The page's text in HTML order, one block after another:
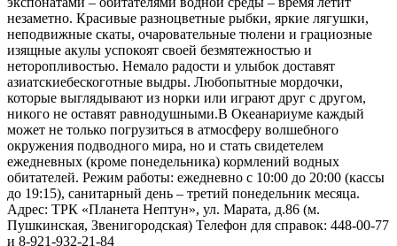
незаметно. Красивые разноцветные рыбки, яркие лягушки,
неподвижные скаты, очаровательные тюлени и грациозные
изящные акулы успокоят своей безмятежностью и
неторопливостью. Немало радости и улыбок доставят
азиатскиебескоготные выдры. Любопытные мордочки,
которые выглядывают из норки или играют друг с другом,
никого не оставят равнодушными.В Океанариуме каждый
может не только погрузиться в атмосферу волшебного
окружения подводного мира, но и стать свидетелем
ежедневных (кроме понедельника) кормлений водных
обитателей. Режим работы: ежедневно с 10:00 до 20:00 (кассы
до 19:15), санитарный день – третий понедельник месяца.
Адрес: ТРК «Планета Нептун», ул. Марата, д.86 (м.
Пушкинская, Звенигородская) Телефон для справок: 448-00-77
и 8-921-932-21-84